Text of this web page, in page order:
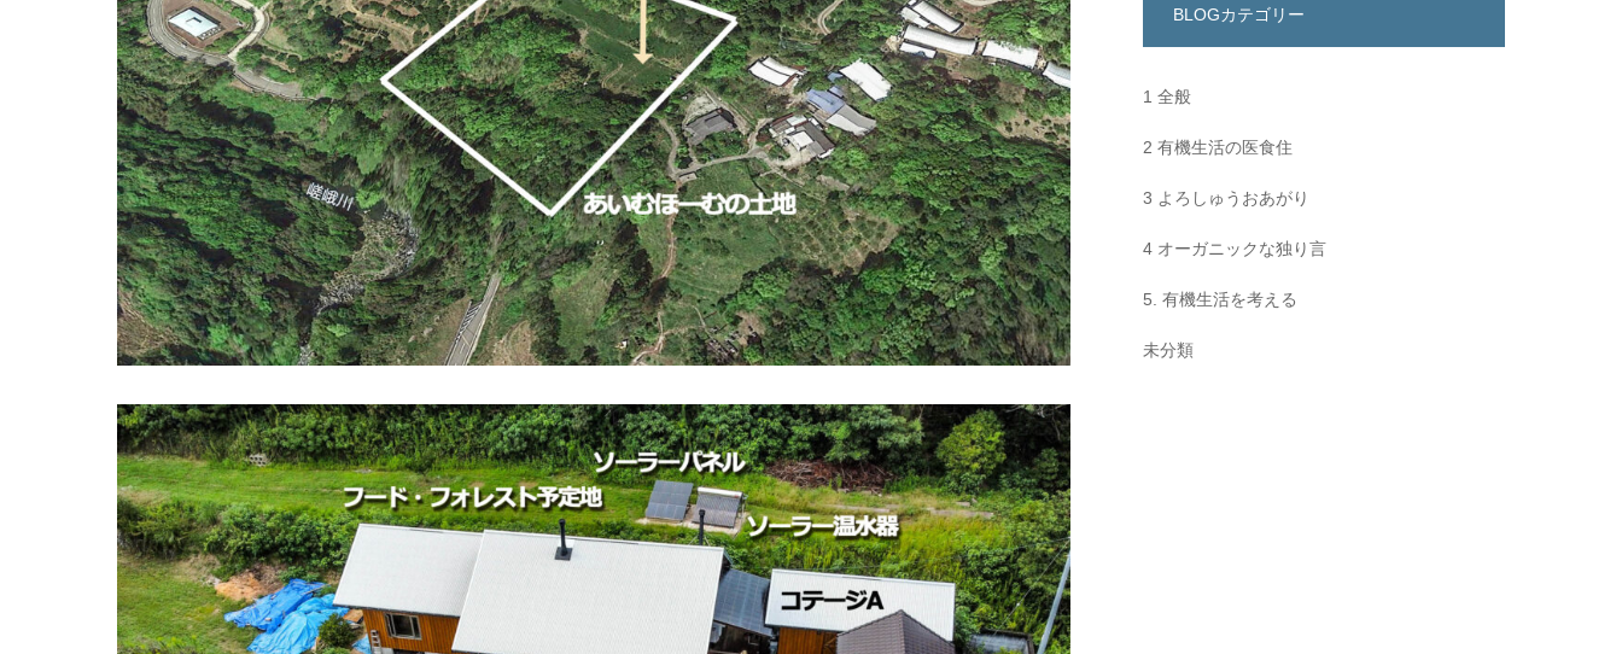
BLOGカテゴリー
1 全般
2 有機生活の医食住
3 よろしゅうおあがり
4 オーガニックな独り言
5. 有機生活を考える
未分類